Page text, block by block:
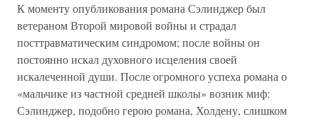
К моменту опубликования романа Сэлинджер был
ветераном Второй мировой войны и страдал
посттравматическим синдромом; после войны он
постоянно искал духовного исцеления своей
искалеченной души. После огромного успеха романа о
«мальчике из частной средней школы» возник миф:
Сэлинджер, подобно герою романа, Холдену, слишком